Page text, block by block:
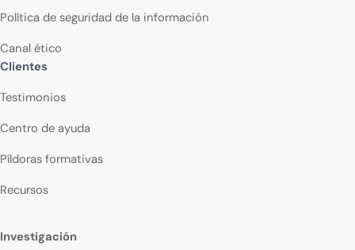
Política de seguridad de la información
Canal ético
Clientes
Testimonios
Centro de ayuda
Píldoras formativas
Recursos
Investigación